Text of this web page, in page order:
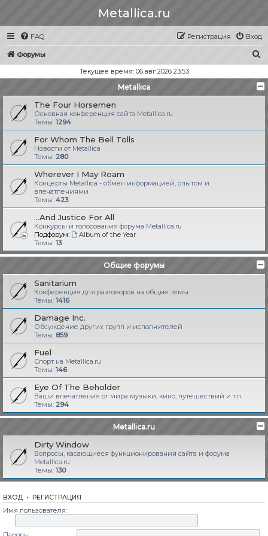
Metallica.ru
FAQ Вход
Регистрация
Форумы
и
с
Текущее время: 06 авг 2026 23:53
Metallica
The Four Horsemen
Основная конференция сайта Metallica.ru
Темы: 1294
For Whom The Bell Tolls
Новости от Metallica
Темы: 280
Wherever I May Roam
Концерты Metallica - обмен информацией, опытом и
впечатлениями
Темы: 423
...And Justice For All
Конкурсы и голосования форума Metallica.ru
Подфорум:
Album of the Year
Темы: 13
Общие форумы
Sanitarium
Конференция для разговоров на общие темы
Темы: 1416
Damage Inc.
Обсуждение других групп и исполнителей
Темы: 859
Fuel
Спорт на Metallica.ru
Темы: 146
Eye Of The Beholder
Ваши впечатления от мира музыки, кино, путешествий и т.п.
Темы: 294
Metallica.ru
Dirty Window
Вопросы, касающиеся функционирования сайта и форума
Metallica.ru
Темы: 130
ВХОД • РЕГИСТРАЦИЯ
Имя пользователя: